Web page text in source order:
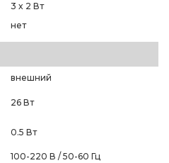
3 x 2 Вт
нет
внешний
26 Вт
0.5 Вт
100-220 В / 50-60 Гц